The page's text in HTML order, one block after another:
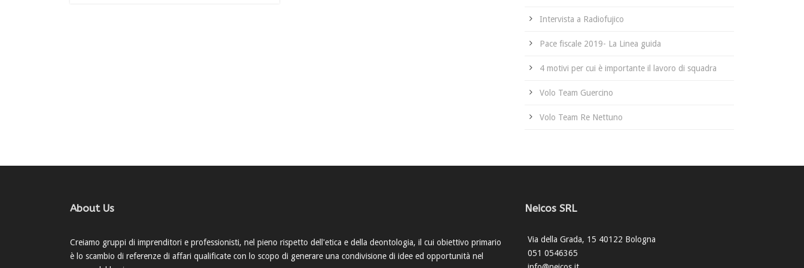
Intervista a Radiofujico
Pace fiscale 2019- La Linea guida
4 motivi per cui è importante il lavoro di squadra
Volo Team Guercino
Volo Team Re Nettuno
About Us
Creiamo gruppi di imprenditori e professionisti, nel pieno rispetto dell'etica e della deontologia, il cui obiettivo primario
è lo scambio di referenze di affari qualificate con lo scopo di generare una condivisione di idee ed opportunità nel
Neicos SRL
Via della Grada, 15 40122 Bologna
051 0546365